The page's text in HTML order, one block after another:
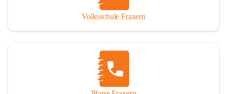
Volksschule Fraxern